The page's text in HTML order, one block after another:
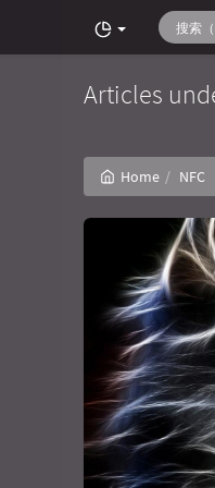
Articles
Home NFC